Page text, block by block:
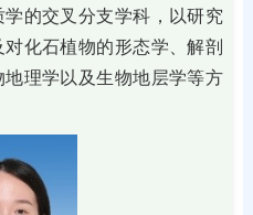
的交叉分支学科，以研究
化石植物的形态学、解剖
理学以及生物地层学等方